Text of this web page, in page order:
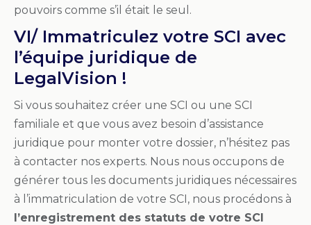
pouvoirs comme s’il était le seul.
VI/ Immatriculez votre SCI avec
l’équipe juridique de
LegalVision !
Si vous souhaitez créer une SCI ou une SCI
familiale et que vous avez besoin d’assistance
juridique pour monter votre dossier, n’hésitez pas
à contacter nos experts. Nous nous occupons de
générer tous les documents juridiques nécessaires
à l’immatriculation de votre SCI, nous procédons à
l’enregistrement des statuts de votre SCI